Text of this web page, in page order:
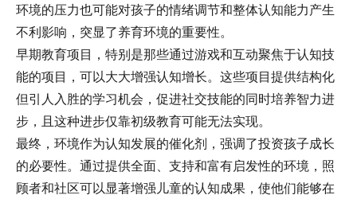
环境的压力也可能对孩子的情绪调节和整体认知能力产生
不利影响，突显了养育环境的重要性。
早期教育项目，特别是那些通过游戏和互动聚焦于认知技
能的项目，可以大大增强认知增长。这些项目提供结构化
但引人入胜的学习机会，促进社交技能的同时培养智力进
步，且这种进步仅靠初级教育可能无法实现。
最终，环境作为认知发展的催化剂，强调了投资孩子成长
的必要性。通过提供全面、支持和富有启发性的环境，照
顾者和社区可以显著增强儿童的认知成果，使他们能够在